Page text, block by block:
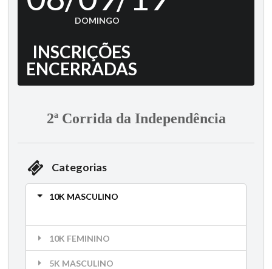
DOMINGO
INSCRIÇÕES
ENCERRADAS
2ª Corrida da Independência
Categorias
10K MASCULINO
10K FEMININO
5K MASCULINO